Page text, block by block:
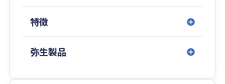
特徴
弥生製品